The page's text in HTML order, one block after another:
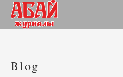
Skip
content
Blog